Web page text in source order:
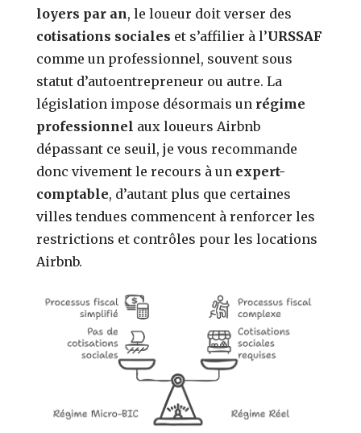
loyers par an, le loueur doit verser des
cotisations sociales et s’affilier à l’URSSAF
comme un professionnel, souvent sous
statut d’autoentrepreneur ou autre.La
législation impose désormais un régime
professionnel aux loueurs Airbnb
dépassant ce seuil, je vous recommande
donc vivement le recours à un expert-
comptable, d’autant plus que certaines
villes tendues commencent à renforcer les
restrictions et contrôles pour les locations
Airbnb.